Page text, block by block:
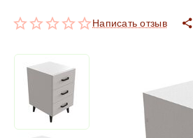
Написать отзыв